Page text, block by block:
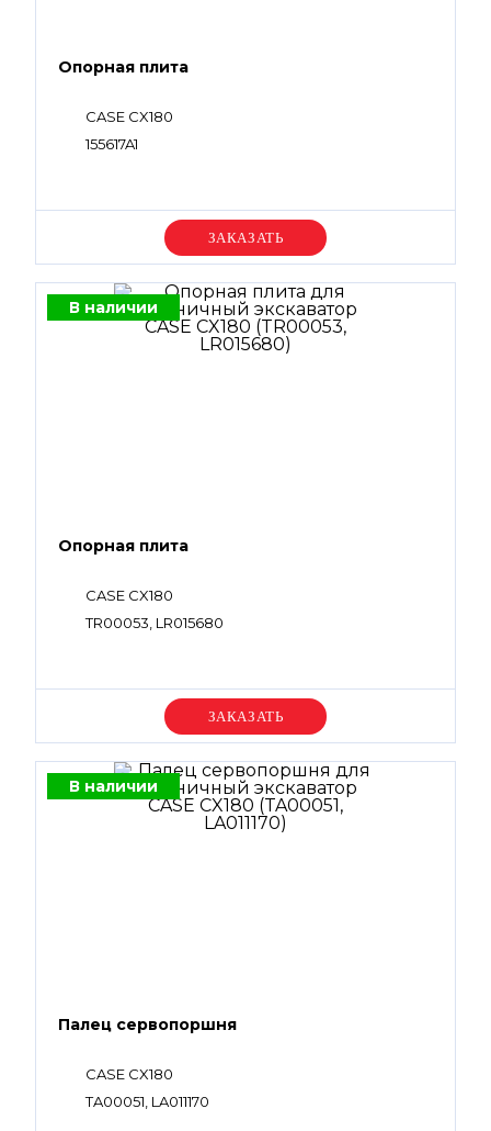
Опорная плита
CASE CX180
155617A1
Уточняйте цену
В наличии
Опорная плита
CASE CX180
TR00053, LR015680
Уточняйте цену
В наличии
Палец сервопоршня
CASE CX180
TA00051, LA011170